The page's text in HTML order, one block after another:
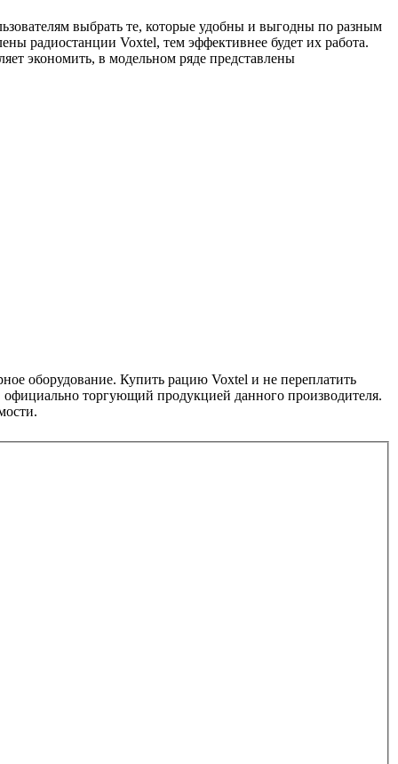
выбрать те, которые удобны и выгодны по разным
радиостанции Voxtel, тем эффективнее будет их работа.
экономить, в модельном ряде представлены
оборудование. Купить рацию Voxtel и не переплатить
торгующий продукцией данного производителя.